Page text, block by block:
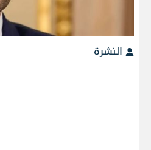
النشرة